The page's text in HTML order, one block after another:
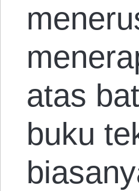
atas
buku